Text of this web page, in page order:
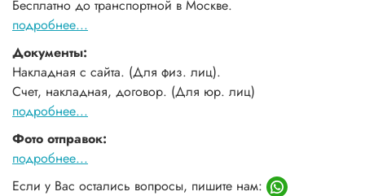
Бесплатно до транспортной в Москве.
подробнее...
Документы:
Накладная с сайта. (Для физ. лиц).
Счет, накладная, договор. (Для юр. лиц)
подробнее...
Фото отправок:
подробнее...
Если у Вас остались вопросы, пишите нам: